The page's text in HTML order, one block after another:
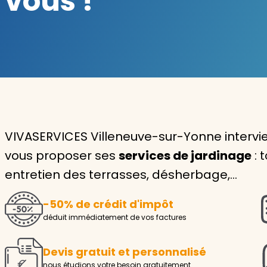
Aide à la personne
Handicaps
Voir tous les services
VIVASERVICES Villeneuve-sur-Yonne
vous proposer ses services de jardinage :
entretien des terrasses, désherbage,…
-50% de crédit d'impôt
déduit immédiatement de vos factures
Devis gratuit et personnalisé